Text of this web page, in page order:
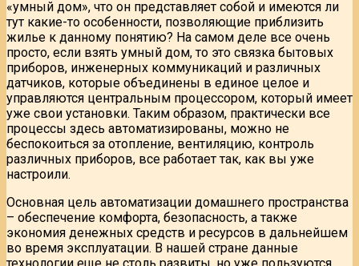
«умный дом», что он представляет собой и имеются ли
тут какие-то особенности, позволяющие приблизить
жилье к данному понятию? На самом деле все очень
просто, если взять умный дом, то это связка бытовых
приборов, инженерных коммуникаций и различных
датчиков, которые объединены в единое целое и
управляются центральным процессором, который имеет
уже свои установки. Таким образом, практически все
процессы здесь автоматизированы, можно не
беспокоиться за отопление, вентиляцию, контроль
различных приборов, все работает так, как вы уже
настроили.
Основная цель автоматизации домашнего пространства
– обеспечение комфорта, безопасность, а также
экономия денежных средств и ресурсов в дальнейшем
во время эксплуатации. В нашей стране данные